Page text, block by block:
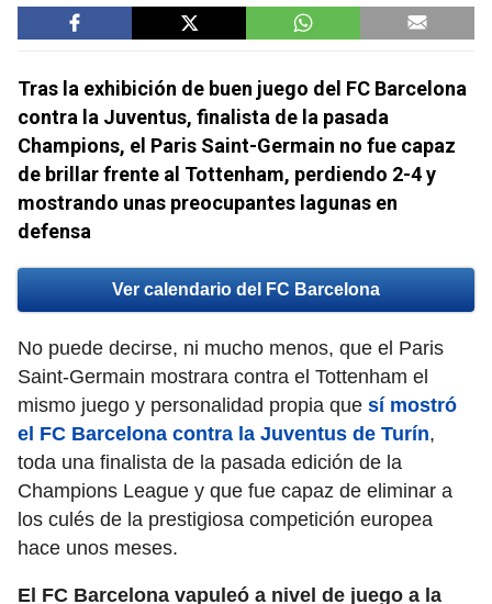
Tras la exhibición de buen juego del FC Barcelona
contra la Juventus, finalista de la pasada
Champions, el Paris Saint-Germain no fue capaz
de brillar frente al Tottenham, perdiendo 2-4 y
mostrando unas preocupantes lagunas en
defensa
Ver calendario del FC Barcelona
No puede decirse, ni mucho menos, que el Paris
Saint-Germain mostrara contra el Tottenham el
mismo juego y personalidad propia que sí mostró
el FC Barcelona contra la Juventus de Turín,
toda una finalista de la pasada edición de la
Champions League y que fue capaz de eliminar a
los culés de la prestigiosa competición europea
hace unos meses.
El FC Barcelona vapuleó a nivel de juego a la